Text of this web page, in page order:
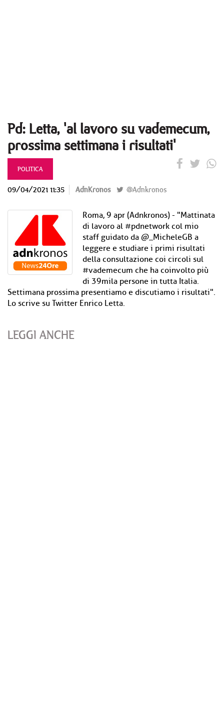
Pd: Letta, 'al lavoro su vademecum,
prossima settimana i risultati'
POLITICA
09/04/2021 11:35 AdnKronos @Adnkronos
Roma, 9 apr (Adnkronos) - "Mattinata
di lavoro al #pdnetwork⁩ col mio
staff guidato da @_MicheleGB a
leggere e studiare i primi risultati
della consultazione coi circoli sul
#vademecum che ha coinvolto più
di 39mila persone in tutta Italia.
Settimana prossima presentiamo e discutiamo i risultati".
Lo scrive su Twitter Enrico Letta.
LEGGI ANCHE